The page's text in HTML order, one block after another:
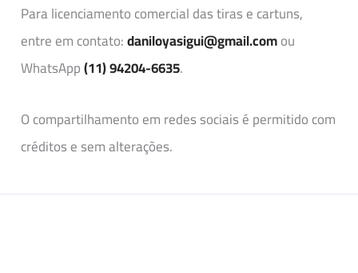
Para licenciamento comercial das tiras e cartuns,
entre em contato:daniloyasigui@gmail.comou
WhatsApp(11) 94204-6635.
O compartilhamento em redes sociais é permitido com
créditos e sem alterações.